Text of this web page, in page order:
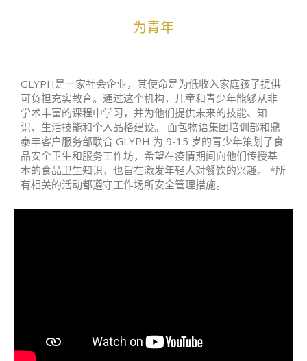
为青年
GLYPH是一家社会企业，其使命是为低收入家庭孩子提供
可负担充实教育。通过这个机构，儿童和青少年能够从非
学术丰富的课程中学习，并为他们提供未来的技能、知
识、生活技能和个人品格建设。 面包物语集团培训部和鼎
泰丰客户服务部联合 GLYPH 为 9-15 岁的青少年策划了食
品安全卫生和服务工作坊，希望在疫情期间向他们传授基
本的食品卫生知识，也旨在激发年轻人对餐饮的兴趣。 *所
有相关的活动都遵守工作场所安全管理措施。